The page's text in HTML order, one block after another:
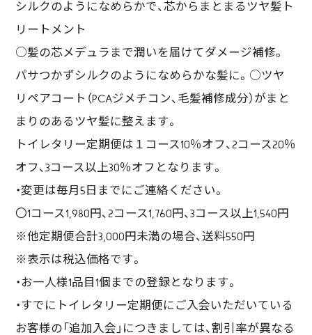
シルクのようになめらかで、芯からまとまるツヤ髪ト
リートメント
○髪の芯メデュラまで潤いを届けてダメージ補修。
パサつかずシルクのようになめらかな髪に。○ツヤ
リペアコート（PCAジメチコン、毛髪補修成分）がまと
まりのあるツヤ髪に整えます。
トイレタリー定期便は１コース10％オフ、2コース20％
オフ、3コース以上30％オフとなります。
・変更は毎月5日までにご連絡ください。
〇1コース1,980円、2コース1,760円、3コース以上1,540円
※他定期便合計3,000円未満の場合、送料550円
※表示は税込価格です。
・お一人様1品目1個までの登録となります。
・すでにトイレタリー定期便にご入会いただいている
お客様の「追加入会」につきましては、割引率が異なる